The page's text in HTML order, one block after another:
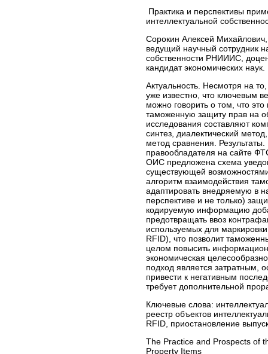
Практика и перспективы
интеллектуальной
Сорокин Алексей Михайлович,
ведущий научный сотрудник
собственности РНИИИС,
кандидат экономических наук.
Актуальность. Несмотря на
уже известно, что ключевым
можно говорить о том, что
таможенную защиту прав на
исследования составляют
синтез, диалектический
метод сравнения.
правообладателя на сайте
ОИС предложена схема
существующей
алгоритм взаимодействия
адаптировать внедряемую в
перспективе и не только)
кодируемую информацию
предотвращать ввоз
используемых для
RFID), что позволит
целом повысить
экономическая
подход является затратным,
привести к негативным
требует дополнительной
Ключевые слова:
реестр объектов
RFID, приостановление
The Practice and Prospects of
Property Items